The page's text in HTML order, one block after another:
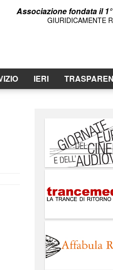
Associazione fondata il
GIURIDICAMENTE
IERI